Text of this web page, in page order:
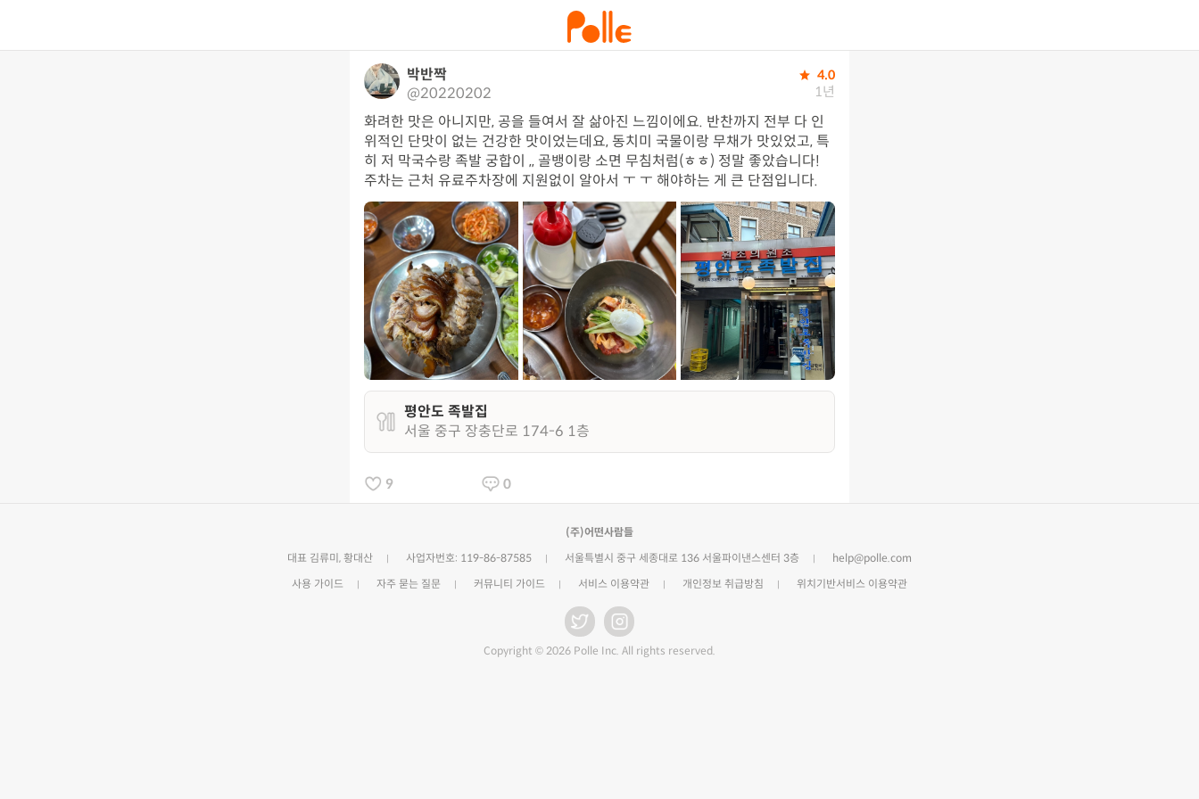
박반짝
@20220202
4.0
1년
화려한 맛은 아니지만, 공을 들여서 잘 삶아진 느낌이에요. 반찬까지 전부 다 인
위적인 단맛이 없는 건강한 맛이었는데요, 동치미 국물이랑 무채가 맛있었고, 특
히 저 막국수랑 족발 궁합이 ,, 골뱅이랑 소면 무침처럼(ㅎㅎ) 정말 좋았습니다!
주차는 근처 유료주차장에 지원없이 알아서 ㅜ ㅜ 해야하는 게 큰 단점입니다.
평안도 족발집
서울 중구 장충단로 174-6 1층
9 0
(주)어떤사람들
대표 김류미, 황대산
사업자번호: 119-86-87585 서울특별시 중구 세종대로 136 서울파이낸스센터 3층
help@polle.com
사용 가이드
자주 묻는 질문 커뮤니티 가이드 서비스 이용약관 개인정보 취급방침 위치기반서비스 이용약관
Copyright © 2026 Polle Inc. All rights reserved.